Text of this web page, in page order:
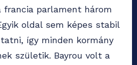
francia parlament három
oldal sem képes stabil
így minden kormány
születik. Bayrou volt a